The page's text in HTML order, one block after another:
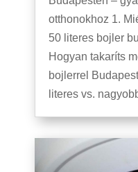
otthonokhoz 1.
50 literes bojler
Hogyan takaríts
bojlerrel
literes vs.